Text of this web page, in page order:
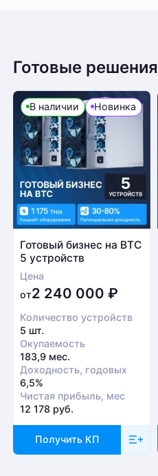
Готовые решения
В наличии Новинка
Готовый бизнес на BTC
5 устройств
Цена
от2 240 000 ₽
Количество устройств
5 шт.
Окупаемость
183,9 мес.
Доходность, годовых
6,5%
Чистая прибыль, мес
12 178 руб.
Получить КП